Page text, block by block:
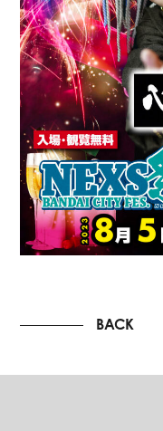
BACK